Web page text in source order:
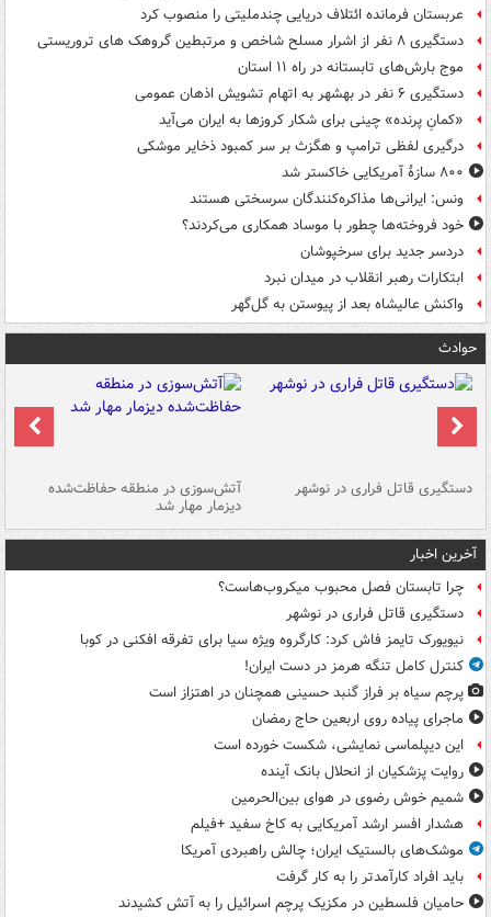
عربستان فرمانده ائتلاف دریایی چندملیتی را منصوب کرد
دستگیری ۸ نفر از اشرار مسلح شاخص و مرتبطین گروهک های تروریستی
موج بارش‌های تابستانه در راه ۱۱ استان
دستگیری ۶ نفر در بهشهر به اتهام تشویش اذهان عمومی
«کمانِ پرنده» چینی برای شکار کروزها به ایران می‌آید
درگیری لفظی ترامپ و هگزث بر سر کمبود ذخایر موشکی
۸۰۰ سازۀ آمریکایی خاکستر شد
ونس: ایرانی‌ها مذاکره‌کنندگان سرسختی هستند
خود فروخته‌ها چطور با موساد همکاری می‌کردند؟
دردسر جدید برای سرخپوشان
ابتکارات رهبر انقلاب در میدان نبرد
واکنش عالیشاه بعد از پیوستن به گل‌گهر
حوادث
دستگیری قاتل فراری در نوشهر آتش‌سوزی در منطقه حفاظت‌شده
دیزمار مهار شد
آخرین اخبار
چرا تابستان فصل محبوب میکروب‌هاست؟
دستگیری قاتل فراری در نوشهر
نیویورک تایمز فاش کرد: کارگروه ویژه سیا برای تفرقه افکنی در کوبا
کنترل کامل تنگه هرمز در دست ایران!
پرچم سیاه بر فراز گنبد حسینی همچنان در اهتزاز است
ماجرای پیاده روی اربعین حاج رمضان
این دیپلماسی نمایشی، شکست خورده است
روایت پزشکیان از انحلال بانک آینده
شمیم خوش رضوی در هوای بین‌الحرمین
هشدار افسر ارشد آمریکایی به کاخ سفید +فیلم
موشک‌های بالستیک ایران؛ چالش راهبردی آمریکا
باید افراد کارآمدتر را به کار گرفت
حامیان فلسطین در مکزیک پرچم اسرائیل را به آتش کشیدند